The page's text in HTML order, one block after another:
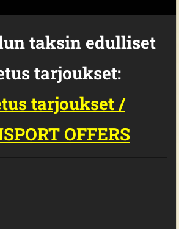
taksin edulliset
tarjoukset:
tarjoukset /
OFFERS